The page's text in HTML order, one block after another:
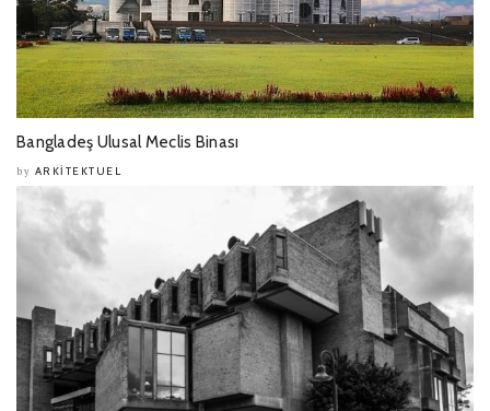
Bangladeş Ulusal Meclis Binası
by ARKITEKTUEL